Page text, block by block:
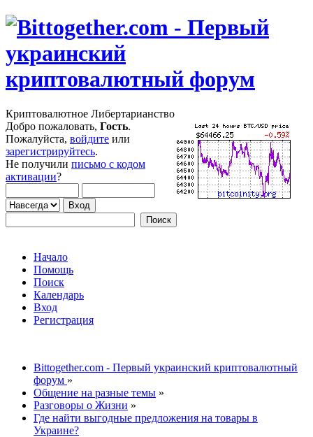
Криптовалютное Либертарианство
Добро пожаловать, Гость.
Пожалуйста, войдите или
зарегистрируйтесь.
Не получили письмо с кодом
активации?
Начало
Помощь
Поиск
Календарь
Вход
Регистрация
Bittogether.com - Первый украинский криптовалютный
форум »
Общение на разные темы »
Разговоры о Жизни »
Где найти выгодные предложения на товары в
Украине?